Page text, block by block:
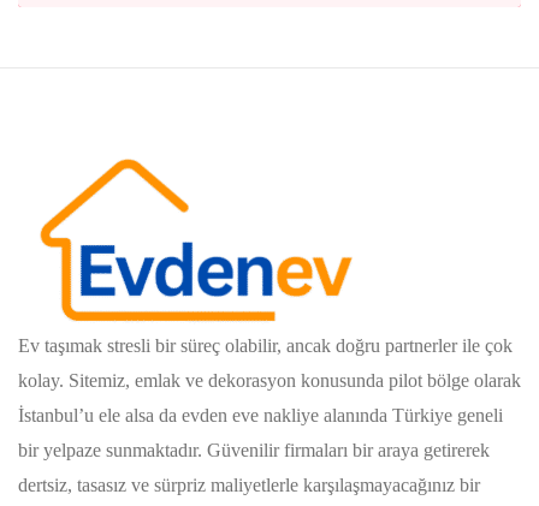
Ev taşımak stresli bir süreç olabilir, ancak doğru partnerler ile çok
kolay. Sitemiz, emlak ve dekorasyon konusunda pilot bölge olarak
İstanbul’u ele alsa da evden eve nakliye alanında Türkiye geneli
bir yelpaze sunmaktadır. Güvenilir firmaları bir araya getirerek
dertsiz, tasasız ve sürpriz maliyetlerle karşılaşmayacağınız bir